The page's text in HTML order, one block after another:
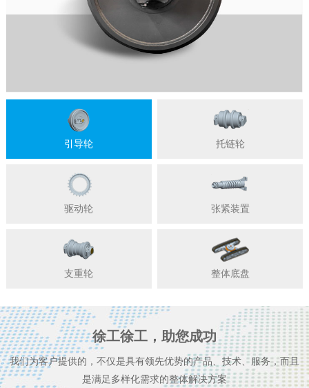
引导轮
驱动轮
支重轮
托链轮
张紧装置
整体底盘
徐工徐工，助您成功
我们为客户提供的，不仅是具有领先优势的产品、技术、服务，而且
是满足多样化需求的整体解决方案